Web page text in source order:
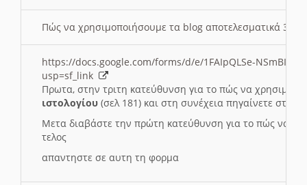
Πώς να χρησιμοποιήσουμε τα blog αποτελεσματικά 3
https://docs.google.com/forms/d/e/1FAIpQLSe-NSmBI-
usp=sf_link
Πρωτα, στην τριτη κατεύθυνση για το πώς να
ιστολογίου (σελ 181) και στη συνέχεια πηγαίνετε στο
Μετα διαβάστε την πρώτη κατεύθυνση για το πώς να
τελος
απαντηστε σε αυτη τη φορμα